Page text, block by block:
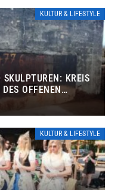
KULTUR & LIFESTYLE
KREIS
OFFENEN
KULTUR & LIFESTYLE